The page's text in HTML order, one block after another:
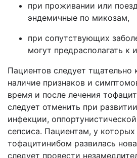
при проживании или
эндемичные по микозам,
при сопутствующих
могут предрасполагать к
Пациентов следует тщательно
наличие признаков и
время и после лечения
следует отменить при
инфекции,
сепсиса. Пациентам, у
тофацитинибом развилась
следует провести